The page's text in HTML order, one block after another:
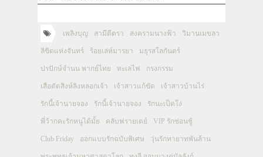
เพลิงบุญ สามีตีตรา สงครามนางฟ้า วิมานเมขลา
ลิขิตแห่งจันทร์ ร้อยเล่ห์มารยา มธุรสโลกันตร์
ปรปักษ์จำนน พากย์ไทย ทะเลไฟ กรงกรรม
เสือตัดสิงห์ลิงหลอกเจ้า เจ้าสาวแก้ขัด เจ้าสาวบ้านไร่
รักนี้เจ้านายจอง รักนี้เจ้านายจอง รักนะเป็ดโง่
พี่ว้ากคะรักหนูได้มั้ย คลับฟรายเดย์ VIP รักซ่อนชู้
Club Friday ออกแบบรักฉบับพิเศษ วุ่นรักทายาทพันล้าน